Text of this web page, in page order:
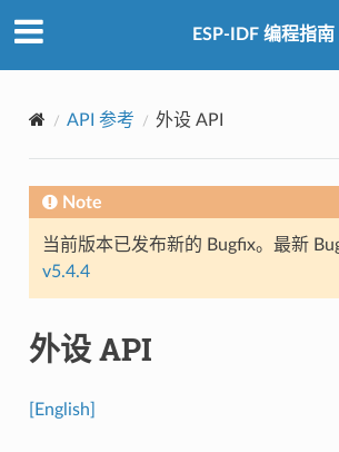
ESP-IDF 编程指南
API 参考 外设 API
Note
当前版本已发布新的 Bugfix。最新
v5.4.4
外设 API
[English]